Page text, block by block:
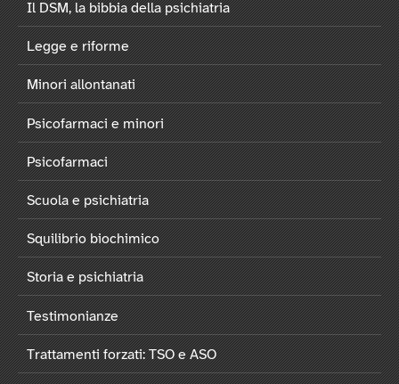
Il DSM, la bibbia della psichiatria
Legge e riforme
Minori allontanati
Psicofarmaci e minori
Psicofarmaci
Scuola e psichiatria
Squilibrio biochimico
Storia e psichiatria
Testimonianze
Trattamenti forzati: TSO e ASO